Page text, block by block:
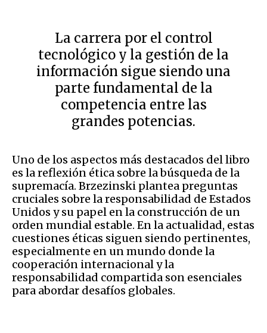
La carrera por el control
tecnológico y la gestión de la
información sigue siendo una
parte fundamental de la
competencia entre las
grandes potencias.
Uno de los aspectos más destacados del libro
es la reflexión ética sobre la búsqueda de la
supremacía. Brzezinski plantea preguntas
cruciales sobre la responsabilidad de Estados
Unidos y su papel en la construcción de un
orden mundial estable. En la actualidad, estas
cuestiones éticas siguen siendo pertinentes,
especialmente en un mundo donde la
cooperación internacional y la
responsabilidad compartida son esenciales
para abordar desafíos globales.